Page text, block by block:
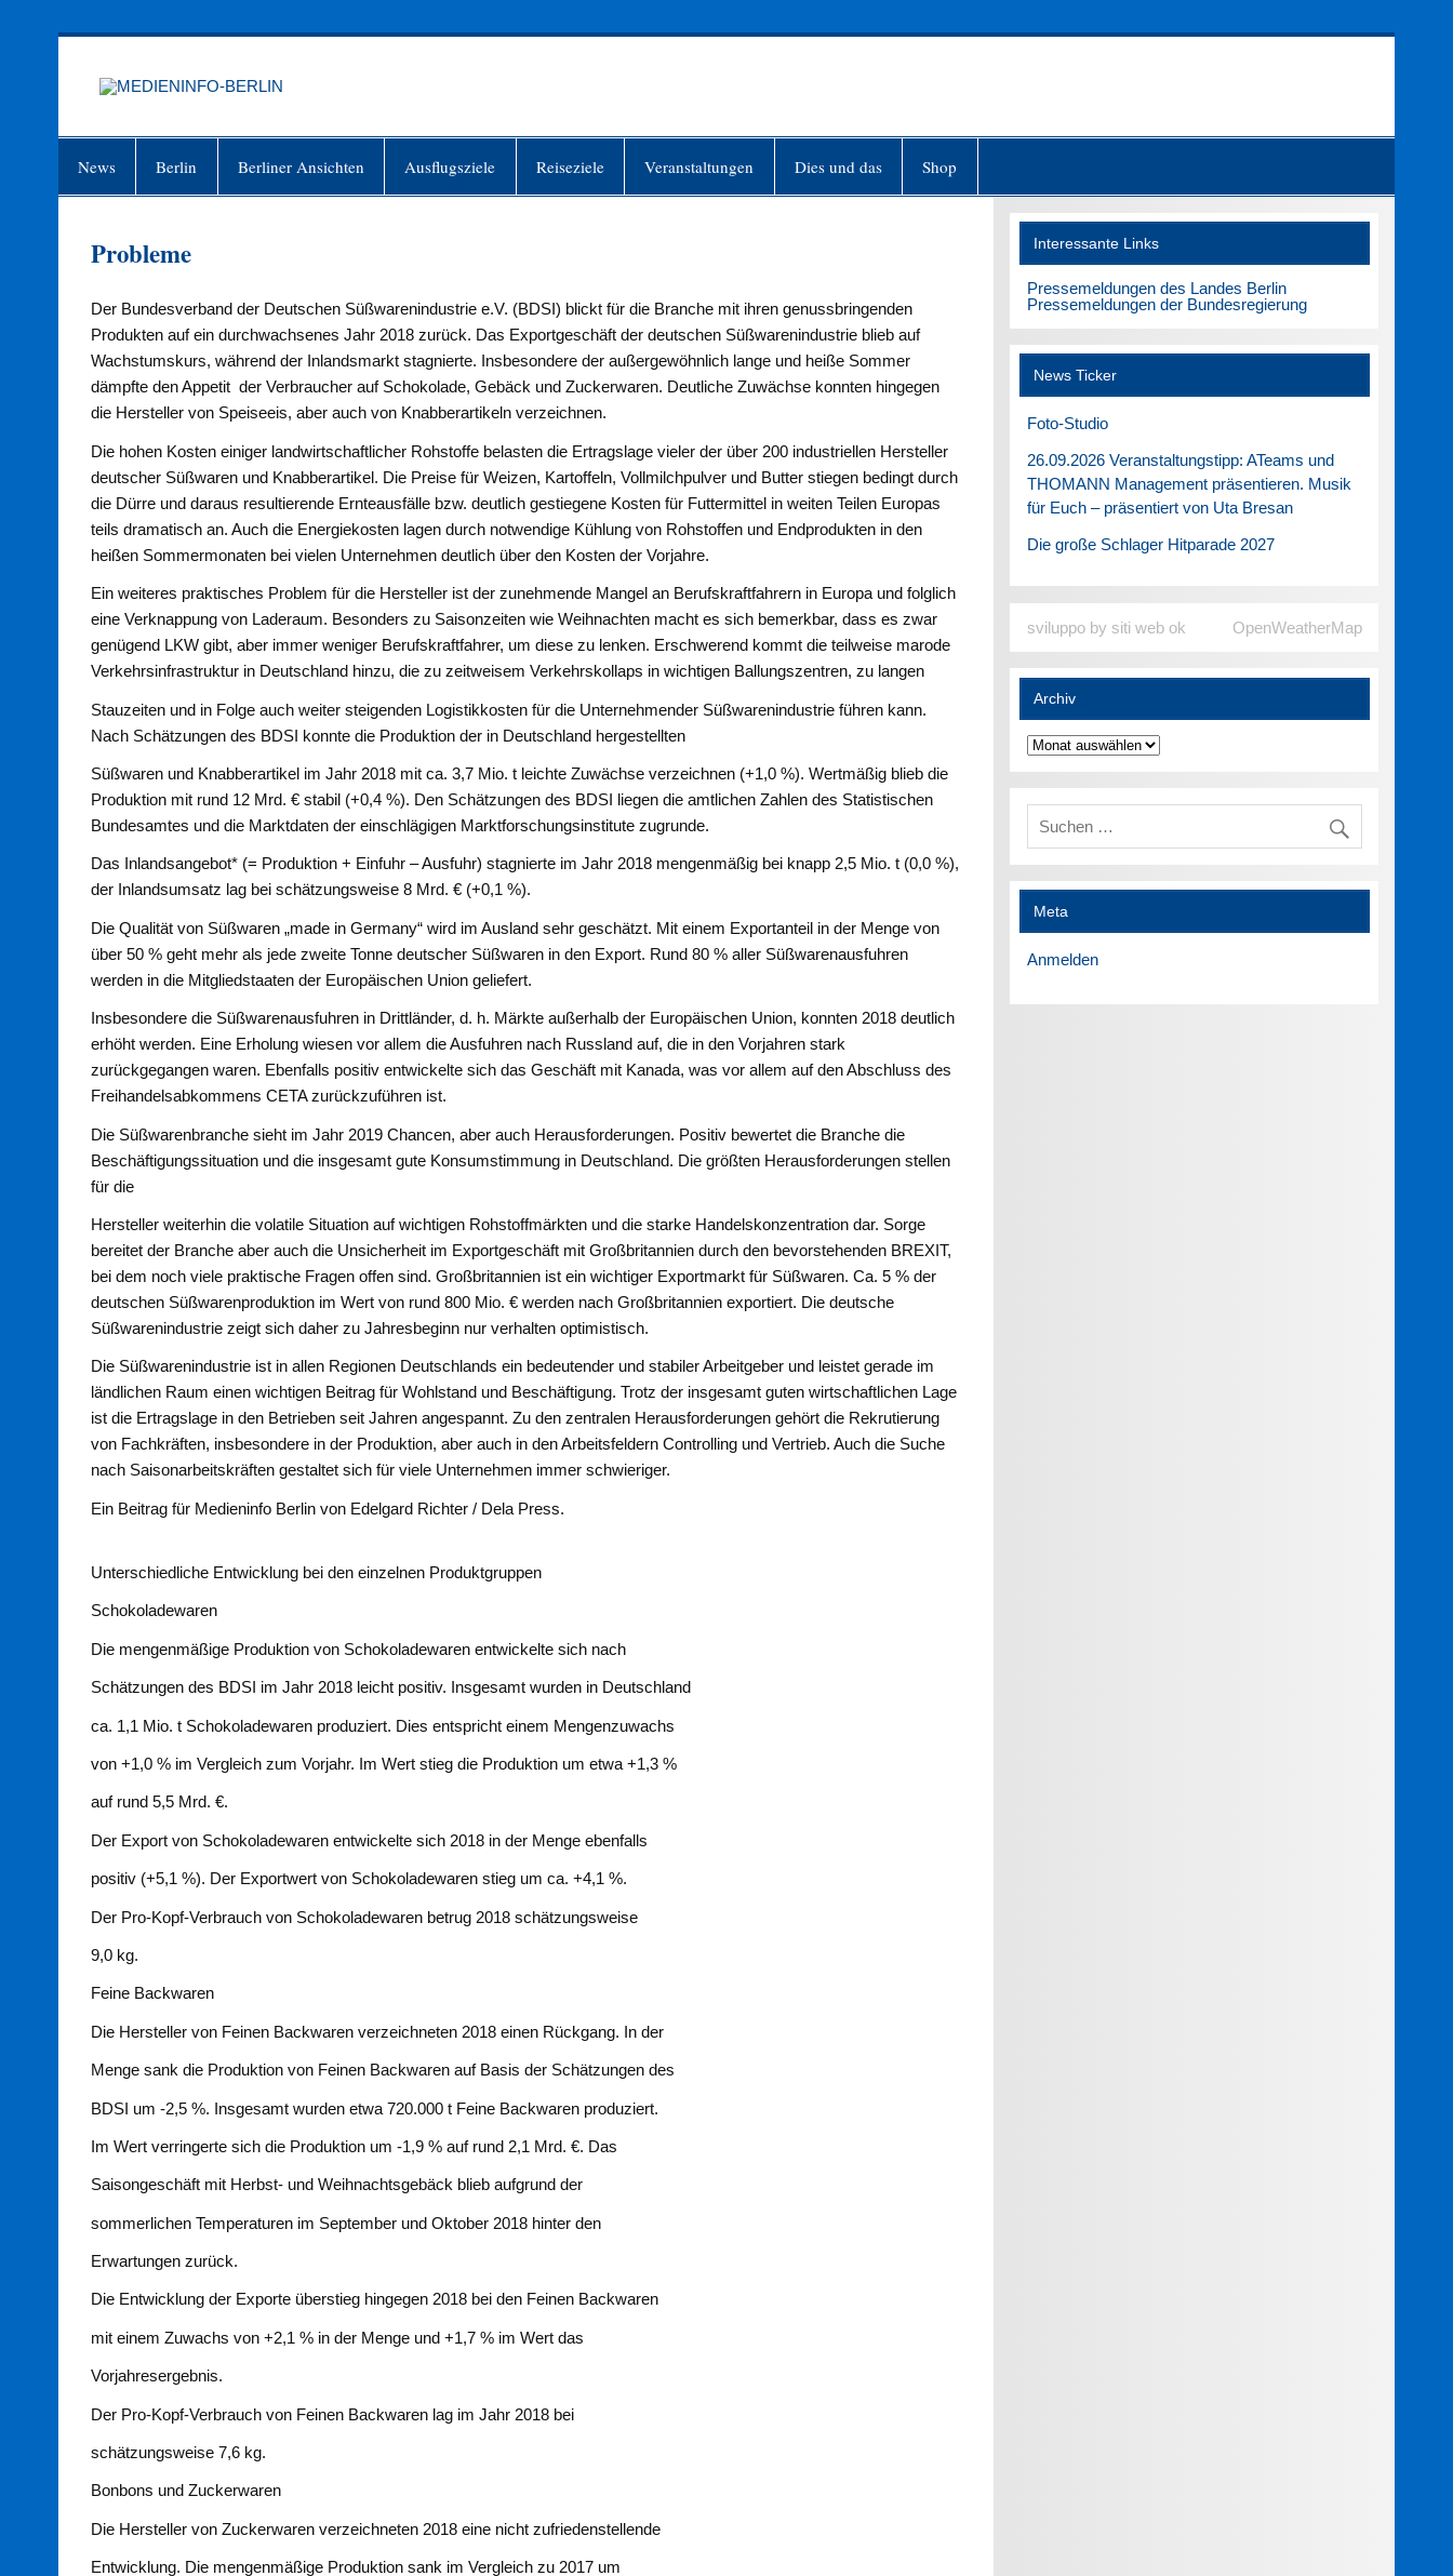
News Berlin Berliner Ansichten Ausflugsziele Reiseziele Veranstaltungen Dies und das Shop
Probleme
Der Bundesverband der Deutschen Süßwarenindustrie e.V. (BDSI) blickt für die Branche mit ihren genussbringenden
Produkten auf ein durchwachsenes Jahr 2018 zurück. Das Exportgeschäft der deutschen Süßwarenindustrie blieb auf
Wachstumskurs, während der Inlandsmarkt stagnierte. Insbesondere der außergewöhnlich lange und heiße Sommer
dämpfte den Appetit der Verbraucher auf Schokolade, Gebäck und Zuckerwaren. Deutliche Zuwächse konnten hingegen
die Hersteller von Speiseeis, aber auch von Knabberartikeln verzeichnen.
Die hohen Kosten einiger landwirtschaftlicher Rohstoffe belasten die Ertragslage vieler der über 200 industriellen Hersteller
deutscher Süßwaren und Knabberartikel. Die Preise für Weizen, Kartoffeln, Vollmilchpulver und Butter stiegen bedingt durch
die Dürre und daraus resultierende Ernteausfälle bzw. deutlich gestiegene Kosten für Futtermittel in weiten Teilen Europas
teils dramatisch an. Auch die Energiekosten lagen durch notwendige Kühlung von Rohstoffen und Endprodukten in den
heißen Sommermonaten bei vielen Unternehmen deutlich über den Kosten der Vorjahre.
Ein weiteres praktisches Problem für die Hersteller ist der zunehmende Mangel an Berufskraftfahrern in Europa und folglich
eine Verknappung von Laderaum. Besonders zu Saisonzeiten wie Weihnachten macht es sich bemerkbar, dass es zwar
genügend LKW gibt, aber immer weniger Berufskraftfahrer, um diese zu lenken. Erschwerend kommt die teilweise marode
Verkehrsinfrastruktur in Deutschland hinzu, die zu zeitweisem Verkehrskollaps in wichtigen Ballungszentren, zu langen
Stauzeiten und in Folge auch weiter steigenden Logistikkosten für die Unternehmender Süßwarenindustrie führen kann.
Nach Schätzungen des BDSI konnte die Produktion der in Deutschland hergestellten
Süßwaren und Knabberartikel im Jahr 2018 mit ca. 3,7 Mio. t leichte Zuwächse verzeichnen (+1,0 %). Wertmäßig blieb die
Produktion mit rund 12 Mrd. € stabil (+0,4 %). Den Schätzungen des BDSI liegen die amtlichen Zahlen des Statistischen
Bundesamtes und die Marktdaten der einschlägigen Marktforschungsinstitute zugrunde.
Das Inlandsangebot* (= Produktion + Einfuhr – Ausfuhr) stagnierte im Jahr 2018 mengenmäßig bei knapp 2,5 Mio. t (0,0 %),
der Inlandsumsatz lag bei schätzungsweise 8 Mrd. € (+0,1 %).
Die Qualität von Süßwaren „made in Germany“ wird im Ausland sehr geschätzt. Mit einem Exportanteil in der Menge von
über 50 % geht mehr als jede zweite Tonne deutscher Süßwaren in den Export. Rund 80 % aller Süßwarenausfuhren
werden in die Mitgliedstaaten der Europäischen Union geliefert.
Insbesondere die Süßwarenausfuhren in Drittländer, d. h. Märkte außerhalb der Europäischen Union, konnten 2018 deutlich
erhöht werden. Eine Erholung wiesen vor allem die Ausfuhren nach Russland auf, die in den Vorjahren stark
zurückgegangen waren. Ebenfalls positiv entwickelte sich das Geschäft mit Kanada, was vor allem auf den Abschluss des
Freihandelsabkommens CETA zurückzuführen ist.
Die Süßwarenbranche sieht im Jahr 2019 Chancen, aber auch Herausforderungen. Positiv bewertet die Branche die
Beschäftigungssituation und die insgesamt gute Konsumstimmung in Deutschland. Die größten Herausforderungen stellen
für die
Hersteller weiterhin die volatile Situation auf wichtigen Rohstoffmärkten und die starke Handelskonzentration dar. Sorge
bereitet der Branche aber auch die Unsicherheit im Exportgeschäft mit Großbritannien durch den bevorstehenden BREXIT,
bei dem noch viele praktische Fragen offen sind. Großbritannien ist ein wichtiger Exportmarkt für Süßwaren. Ca. 5 % der
deutschen Süßwarenproduktion im Wert von rund 800 Mio. € werden nach Großbritannien exportiert. Die deutsche
Süßwarenindustrie zeigt sich daher zu Jahresbeginn nur verhalten optimistisch.
Die Süßwarenindustrie ist in allen Regionen Deutschlands ein bedeutender und stabiler Arbeitgeber und leistet gerade im
ländlichen Raum einen wichtigen Beitrag für Wohlstand und Beschäftigung. Trotz der insgesamt guten wirtschaftlichen Lage
ist die Ertragslage in den Betrieben seit Jahren angespannt. Zu den zentralen Herausforderungen gehört die Rekrutierung
von Fachkräften, insbesondere in der Produktion, aber auch in den Arbeitsfeldern Controlling und Vertrieb. Auch die Suche
nach Saisonarbeitskräften gestaltet sich für viele Unternehmen immer schwieriger.
Ein Beitrag für Medieninfo Berlin von Edelgard Richter / Dela Press.
Unterschiedliche Entwicklung bei den einzelnen Produktgruppen
Schokoladewaren
Die mengenmäßige Produktion von Schokoladewaren entwickelte sich nach
Schätzungen des BDSI im Jahr 2018 leicht positiv. Insgesamt wurden in Deutschland
ca. 1,1 Mio. t Schokoladewaren produziert. Dies entspricht einem Mengenzuwachs
von +1,0 % im Vergleich zum Vorjahr. Im Wert stieg die Produktion um etwa +1,3 %
auf rund 5,5 Mrd. €.
Der Export von Schokoladewaren entwickelte sich 2018 in der Menge ebenfalls
positiv (+5,1 %). Der Exportwert von Schokoladewaren stieg um ca. +4,1 %.
Der Pro-Kopf-Verbrauch von Schokoladewaren betrug 2018 schätzungsweise
9,0 kg.
Feine Backwaren
Die Hersteller von Feinen Backwaren verzeichneten 2018 einen Rückgang. In der
Menge sank die Produktion von Feinen Backwaren auf Basis der Schätzungen des
BDSI um -2,5 %. Insgesamt wurden etwa 720.000 t Feine Backwaren produziert.
Im Wert verringerte sich die Produktion um -1,9 % auf rund 2,1 Mrd. €. Das
Saisongeschäft mit Herbst- und Weihnachtsgebäck blieb aufgrund der
sommerlichen Temperaturen im September und Oktober 2018 hinter den
Erwartungen zurück.
Die Entwicklung der Exporte überstieg hingegen 2018 bei den Feinen Backwaren
mit einem Zuwachs von +2,1 % in der Menge und +1,7 % im Wert das
Vorjahresergebnis.
Der Pro-Kopf-Verbrauch von Feinen Backwaren lag im Jahr 2018 bei
schätzungsweise 7,6 kg.
Bonbons und Zuckerwaren
Die Hersteller von Zuckerwaren verzeichneten 2018 eine nicht zufriedenstellende
Entwicklung. Die mengenmäßige Produktion sank im Vergleich zu 2017 um
Interessante Links
Pressemeldungen des Landes Berlin
Pressemeldungen der Bundesregierung
News Ticker
Foto-Studio
26.09.2026 Veranstaltungstipp: ATeams und
THOMANN Management präsentieren. Musik
für Euch – präsentiert von Uta Bresan
Die große Schlager Hitparade 2027
sviluppo by siti web ok OpenWeatherMap
Archiv
Archiv
Meta
Anmelden